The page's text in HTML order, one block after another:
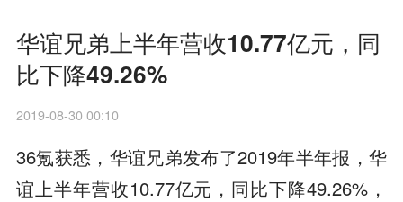
华谊兄弟上半年营收10.77亿元，同
比下降49.26%
2019-08-30 00:10
36氪获悉，华谊兄弟发布了2019年半年报，华
谊上半年营收10.77亿元，同比下降49.26%，